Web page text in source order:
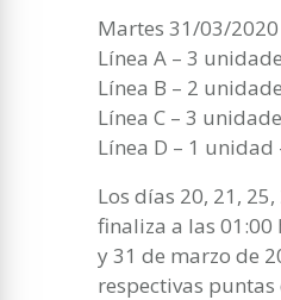
Martes 31/03/
Línea A – 3
Línea B – 2
Línea C – 3
Línea D – 1
Los días 20, 21,
finaliza a las 01:00
y 31 de marzo de
respectivas puntas